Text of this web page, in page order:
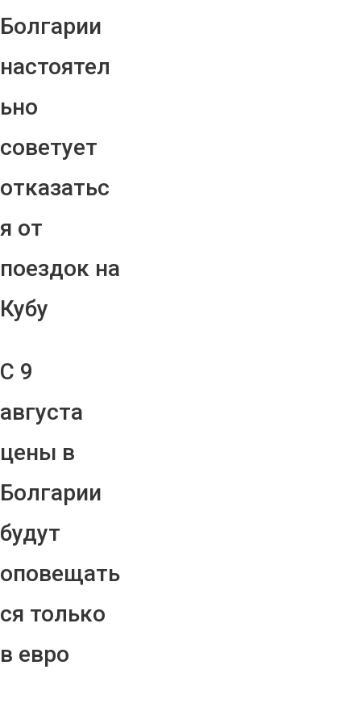
Болгарии
настоятел
ьно
советует
отказатьс
я от
поездок на
Кубу
С 9
августа
цены в
Болгарии
будут
оповещать
ся только
в евро